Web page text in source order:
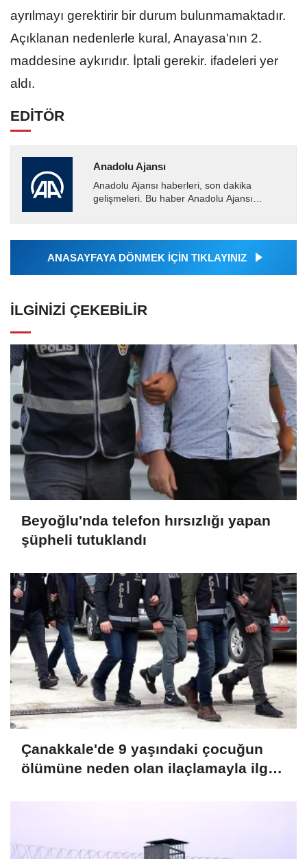
ayrılmayı gerektirir bir durum bulunmamaktadır.
Açıklanan nedenlerle kural, Anayasa'nın 2.
maddesine aykırıdır. İptali gerekir. ifadeleri yer
aldı.
EDİTÖR
Anadolu Ajansı
Anadolu Ajansı haberleri, son dakika
gelişmeleri. Bu haber Anadolu Ajansı
tarafından geçilen tüm...
ANASAYFAYA DÖNMEK İÇİN TIKLAYINIZ
İLGINIZI ÇEKEBILIR
Beyoğlu'nda telefon hırsızlığı yapan
şüpheli tutuklandı
Çanakkale'de 9 yaşındaki çocuğun
ölümüne neden olan ilaçlamayla ilgili